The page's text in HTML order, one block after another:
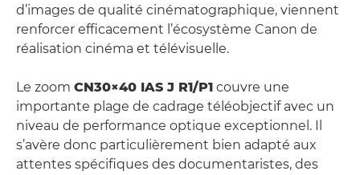
d’images de qualité cinématographique, viennent
renforcer efficacement l’écosystème Canon de
réalisation cinéma et télévisuelle.
Le zoom CN30×40 IAS J R1/P1 couvre une
importante plage de cadrage téléobjectif avec un
niveau de performance optique exceptionnel. Il
s’avère donc particulièrement bien adapté aux
attentes spécifiques des documentaristes, des